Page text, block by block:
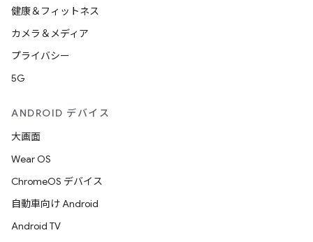
健康＆フィットネス
カメラ＆メディア
プライバシー
5G
ANDROID デバイス
大画面
Wear OS
ChromeOS デバイス
自動車向け Android
Android TV